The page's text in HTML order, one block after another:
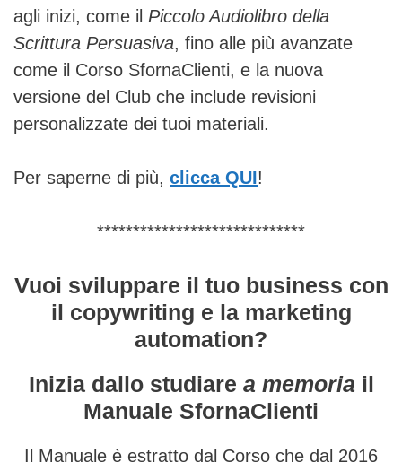
agli inizi, come il Piccolo Audiolibro della
Scrittura Persuasiva, fino alle più avanzate
come il Corso SfornaClienti, e la nuova
versione del Club che include revisioni
personalizzate dei tuoi materiali.
Per saperne di più, clicca QUI!
*****************************
Vuoi sviluppare il tuo business con
il copywriting e la marketing
automation?
Inizia dallo studiare a memoria il
Manuale SfornaClienti
Il Manuale è estratto dal Corso che dal 2016